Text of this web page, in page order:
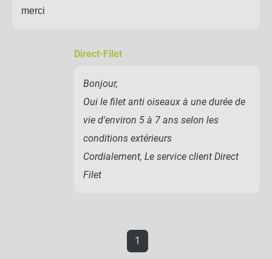
merci
Direct-Filet
Bonjour,
Oui le filet anti oiseaux à une durée de
vie d'environ 5 à 7 ans selon les
conditions extérieurs
Cordialement, Le service client Direct
Filet
1